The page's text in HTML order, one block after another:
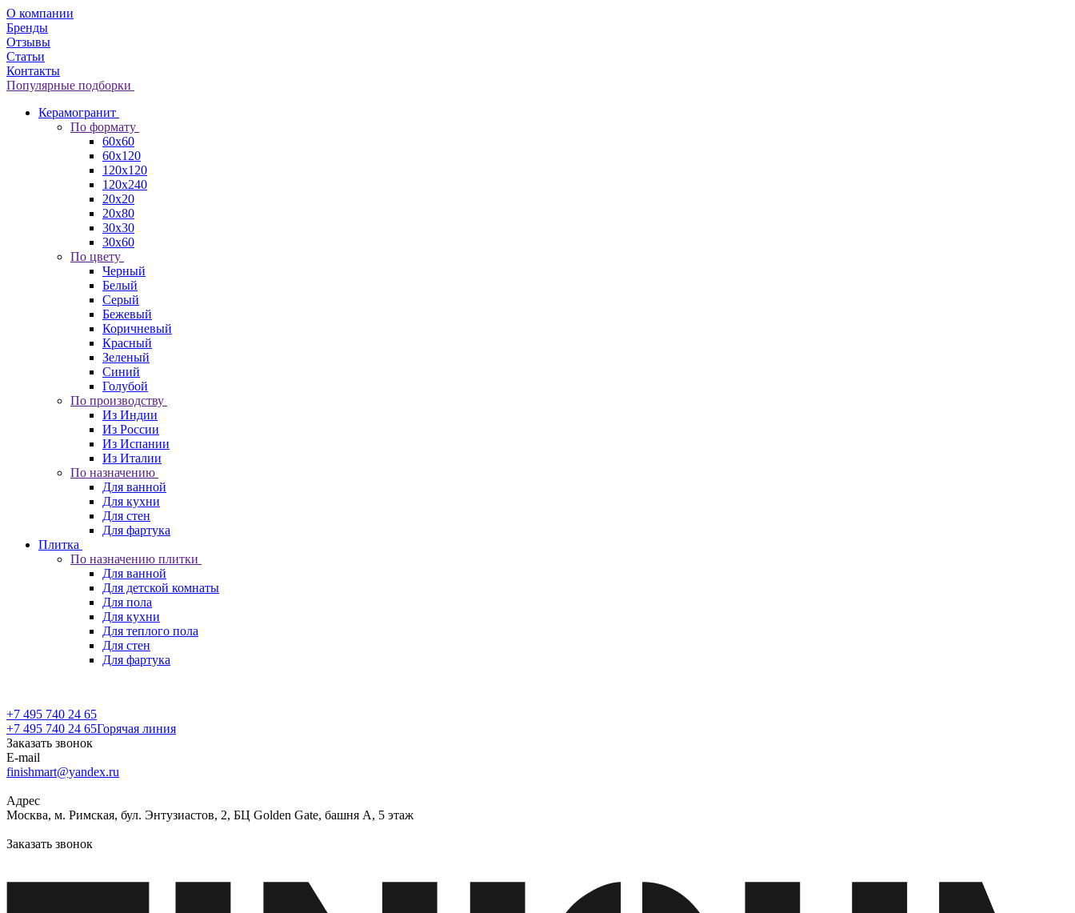
О компании
Бренды
Отзывы
Статьи
Контакты
Популярные подборки
Керамогранит
По формату
60x60
60x120
120x120
120x240
20x20
20x80
30x30
30x60
По цвету
Черный
Белый
Серый
Бежевый
Коричневый
Красный
Зеленый
Синий
Голубой
По производству
Из Индии
Из России
Из Испании
Из Италии
По назначению
Для ванной
Для кухни
Для стен
Для фартука
Плитка
По назначению плитки
Для ванной
Для детской комнаты
Для пола
Для кухни
Для теплого пола
Для стен
Для фартука
+7 495 740 24 65
+7 495 740 24 65Горячая линия
Заказать звонок
E-mail
finishmart@yandex.ru
Адрес
Москва, м. Римская, бул. Энтузиастов, 2, БЦ Golden Gate, башня А, 5 этаж
Заказать звонок